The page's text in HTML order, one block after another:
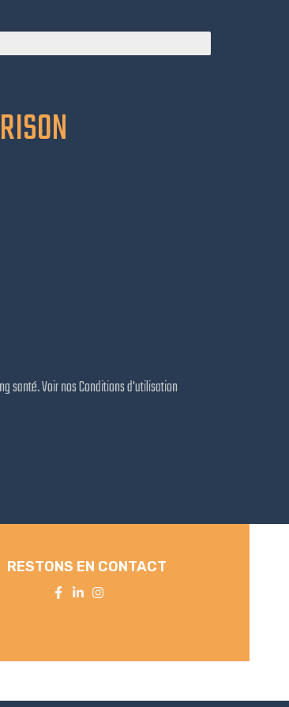
santé. Voir nos Conditions d'utilisation
RESTONS EN CONTACT